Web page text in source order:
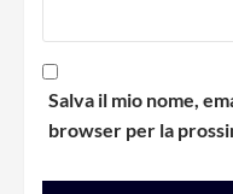
Salva il mio nome,
browser per la